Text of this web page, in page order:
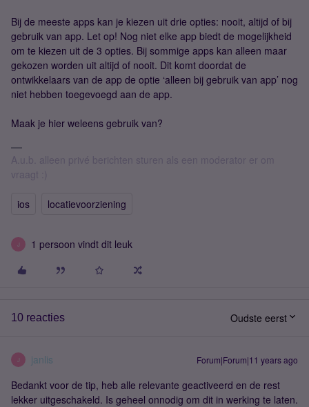
Bij de meeste apps kan je kiezen uit drie opties: nooit, altijd of bij
gebruik van app. Let op! Nog niet elke app biedt de mogelijkheid
om te kiezen uit de 3 opties. Bij sommige apps kan alleen maar
gekozen worden uit altijd of nooit. Dit komt doordat de
ontwikkelaars van de app de optie ‘alleen bij gebruik van app’ nog
niet hebben toegevoegd aan de app.
Maak je hier weleens gebruik van?
A.u.b. alleen privé berichten sturen als een moderator er om
vraagt :)
ios locatievoorziening
J 1 persoon vindt dit leuk
10 reacties Oudste eerst
J janlis Forum|Forum|11 years ago
Bedankt voor de tip, heb alle relevante geactiveerd en de rest
lekker uitgeschakeld. Is geheel onnodig om dit in werking te laten.